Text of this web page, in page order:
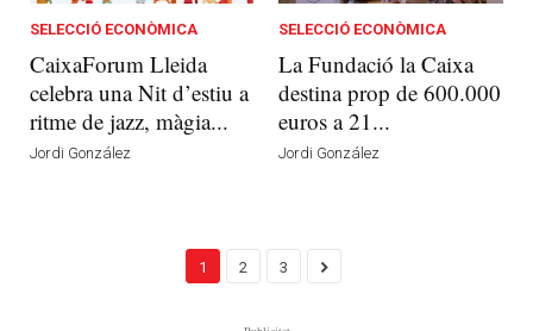
SELECCIÓ ECONÒMICA
CaixaForum Lleida
celebra una Nit d’estiu a
ritme de jazz, màgia...
Jordi González
SELECCIÓ ECONÒMICA
La Fundació la Caixa
destina prop de 600.000
euros a 21...
Jordi González
1 2 3